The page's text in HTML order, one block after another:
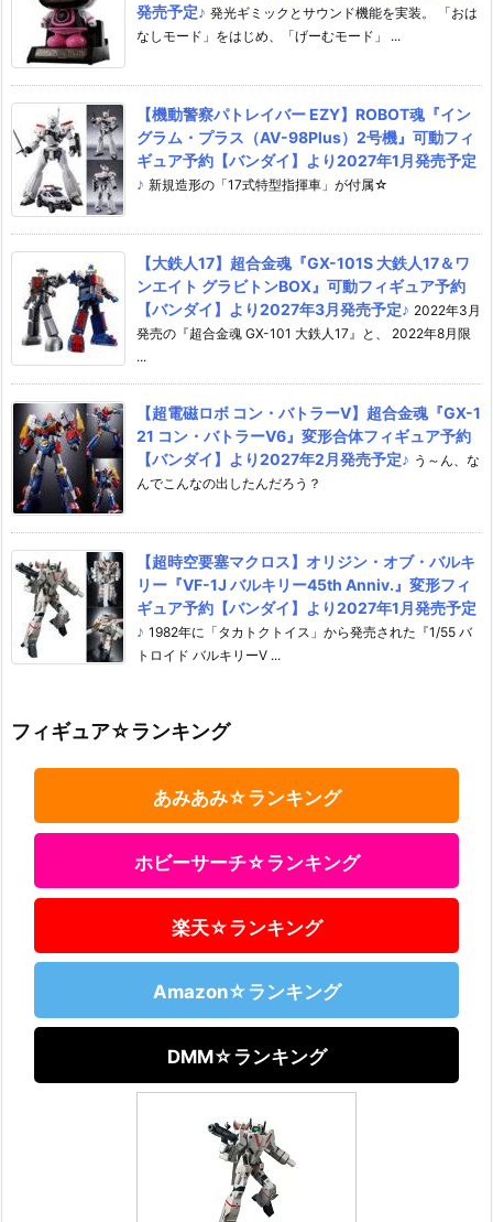
発売予定♪ 発光ギミックとサウンド機能を実装。 「おは
なしモード」をはじめ、「げーむモード」 ...
【機動警察パトレイバー EZY】ROBOT魂『イン
グラム・プラス（AV-98Plus）2号機』可動フィ
ギュア予約【バンダイ】より2027年1月発売予定
♪ 新規造形の「17式特型指揮車」が付属☆
【大鉄人17】超合金魂『GX-101S 大鉄人17＆ワ
ンエイト グラビトンBOX』可動フィギュア予約
【バンダイ】より2027年3月発売予定♪ 2022年3月
発売の『超合金魂 GX-101 大鉄人17』と、 2022年8月限
...
【超電磁ロボ コン・バトラーV】超合金魂『GX-1
21 コン・バトラーV6』変形合体フィギュア予約
【バンダイ】より2027年2月発売予定♪ う～ん、な
んでこんなの出したんだろう？
【超時空要塞マクロス】オリジン・オブ・バルキ
リー『VF-1J バルキリー45th Anniv.』変形フィ
ギュア予約【バンダイ】より2027年1月発売予定
♪ 1982年に「タカトクトイス」から発売された『1/55 バ
トロイド バルキリーV ...
フィギュア☆ランキング
あみあみ☆ランキング
ホビーサーチ☆ランキング
楽天☆ランキング
Amazon☆ランキング
DMM☆ランキング